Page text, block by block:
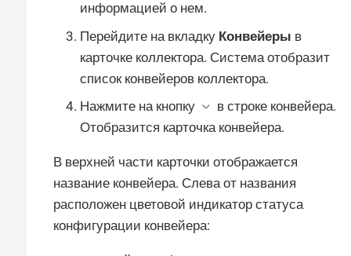
информацией о нем.
Перейдите на вкладку Конвейеры в
карточке коллектора. Система отобразит
список конвейеров коллектора.
Нажмите на кнопку
в строке конвейера.
Отобразится карточка конвейера.
В верхней части карточки отображается
название конвейера. Слева от названия
расположен цветовой индикатор статуса
конфигурации конвейера: